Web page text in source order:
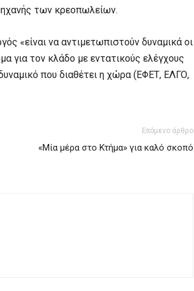
των κρεοπωλείων.
«είναι να αντιμετωπιστούν δυναμικά οι
για τον κλάδο με εντατικούς ελέγχους
που διαθέτει η χώρα (ΕΦΕΤ, ΕΛΓΟ,
Επόμενο άρθρο
«Μία μέρα στο Κτήμα» για καλό σκοπό